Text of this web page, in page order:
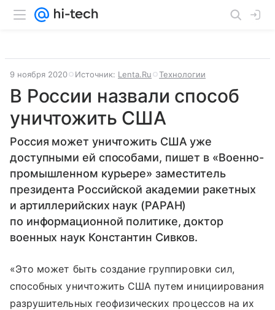
9 ноября 2020 Источник: Lenta.Ru Технологии
В России назвали способ
уничтожить США
Россия может уничтожить США уже
доступными ей способами, пишет в «Военно-
промышленном курьере» заместитель
президента Российской академии ракетных
и артиллерийских наук (РАРАН)
по информационной политике, доктор
военных наук Константин Сивков.
«Это может быть создание группировки сил,
способных уничтожить США путем инициирования
разрушительных геофизических процессов на их